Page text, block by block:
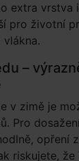
extra vrstva
pro životní
vlákna.
–
v zimě je
Pro
opření
riskujete,